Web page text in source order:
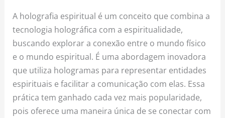
A holografia espiritual é um conceito que combina a
tecnologia holográfica com a espiritualidade,
buscando explorar a conexão entre o mundo físico
e o mundo espiritual. É uma abordagem inovadora
que utiliza hologramas para representar entidades
espirituais e facilitar a comunicação com elas. Essa
prática tem ganhado cada vez mais popularidade,
pois oferece uma maneira única de se conectar com